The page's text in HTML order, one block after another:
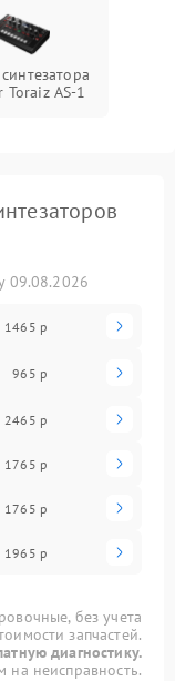
Toraiz AS-1
09.08.2026
1465 р
965 р
2465 р
1765 р
1765 р
1965 р
без учета
запчастей.
диагностику.
неисправность.